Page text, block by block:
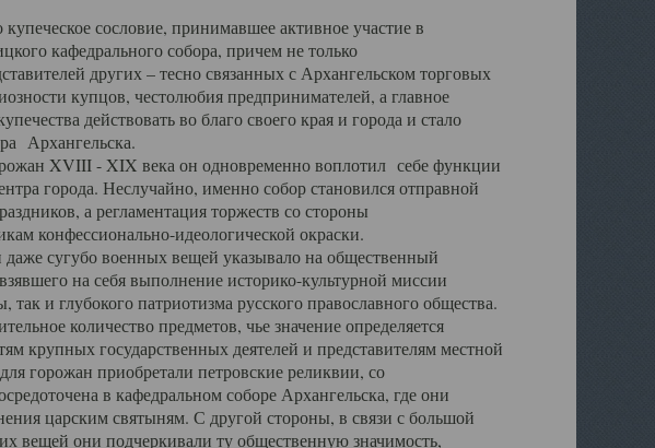
сословие, принимавшее активное участие в
кафедрального собора, причем не только
других – тесно связанных с Архангельском торговых
купцов, честолюбия предпринимателей, а главное
действовать во благо своего края и города и стало
Архангельска.
XVIII - XIX века он одновременно воплотил себе функции
города. Неслучайно, именно собор становился отправной
а регламентация торжеств со стороны
конфессионально-идеологической окраски.
сугубо военных вещей указывало на общественный
на себя выполнение историко-культурной миссии
и глубокого патриотизма русского православного общества.
количество предметов, чье значение определяется
крупных государственных деятелей и представителям местной
горожан приобретали петровские реликвии, со
в кафедральном соборе Архангельска, где они
царским святыням. С другой стороны, в связи с большой
вещей они подчеркивали ту общественную значимость,